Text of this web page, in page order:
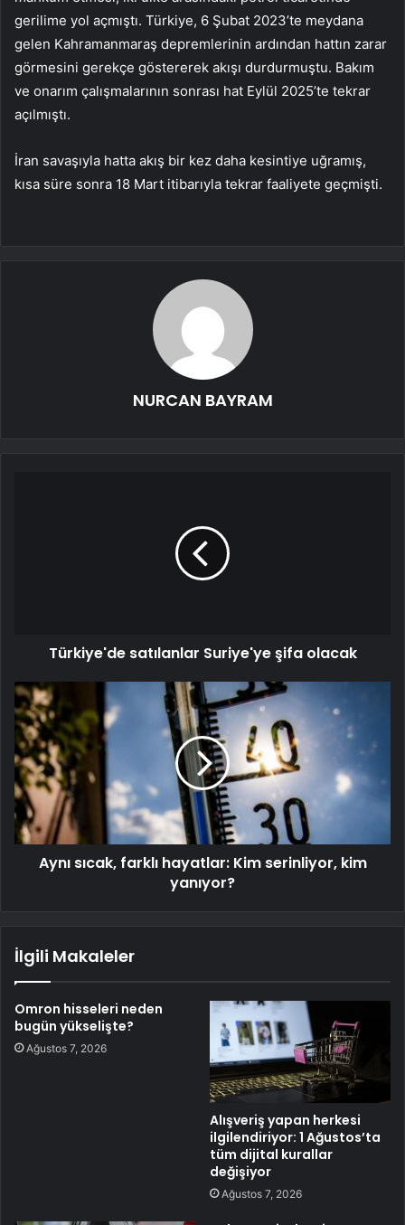
gerilime yol açmıştı. Türkiye, 6 Şubat 2023’te meydana
gelen Kahramanmaraş depremlerinin ardından hattın zarar
görmesini gerekçe göstererek akışı durdurmuştu. Bakım
ve onarım çalışmalarının sonrası hat Eylül 2025’te tekrar
açılmıştı.
İran savaşıyla hatta akış bir kez daha kesintiye uğramış,
kısa süre sonra 18 Mart itibarıyla tekrar faaliyete geçmişti.
NURCAN BAYRAM
Türkiye'de satılanlar Suriye'ye şifa olacak
Aynı sıcak, farklı hayatlar: Kim serinliyor, kim
yanıyor?
İlgili Makaleler
Omron hisseleri neden
bugün yükselişte?
Ağustos 7, 2026
Alışveriş yapan herkesi
ilgilendiriyor: 1 Ağustos’ta
tüm dijital kurallar
değişiyor
Ağustos 7, 2026